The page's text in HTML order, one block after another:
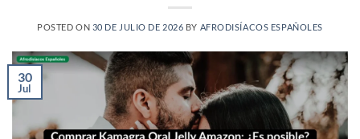
POSTED ON 30 DE JULIO DE 2026 BY AFRODISÍACOS ESPAÑOLES
30
Jul